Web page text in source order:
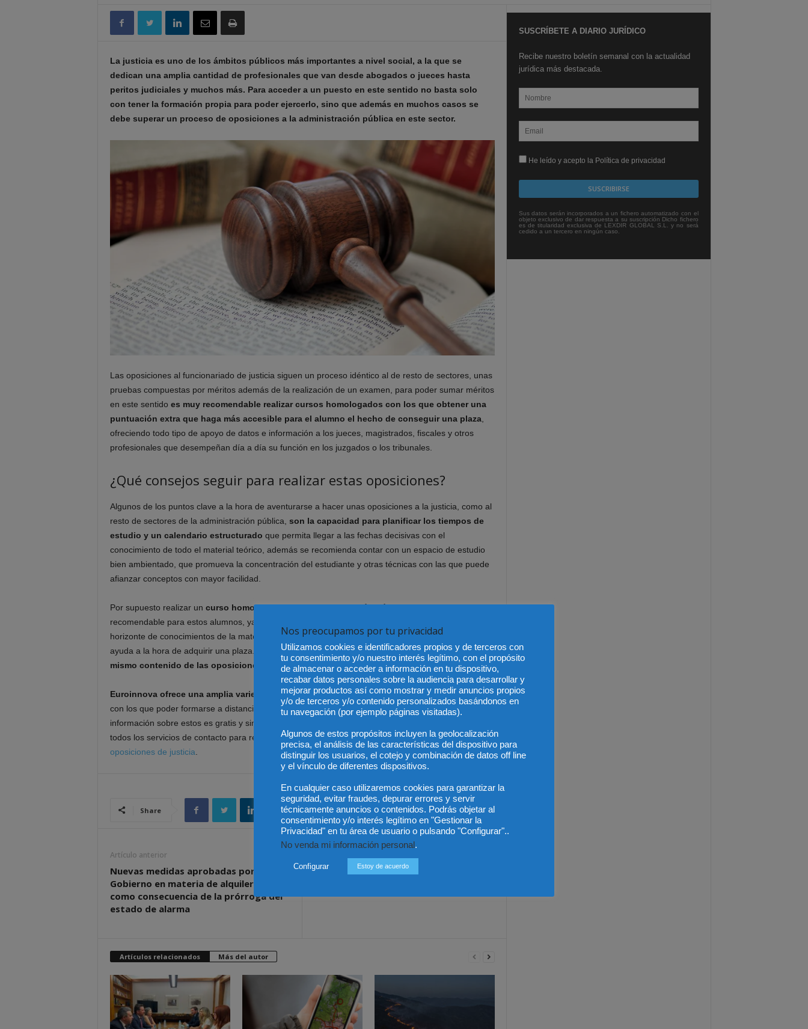
La justicia es uno de los ámbitos públicos más importantes a nivel social, a la que se
dedican una amplia cantidad de profesionales que van desde abogados o jueces hasta
peritos judiciales y muchos más. Para acceder a un puesto en este sentido no basta solo
con tener la formación propia para poder ejercerlo, sino que además en muchos casos se
debe superar un proceso de oposiciones a la administración pública en este sector.
Las oposiciones al funcionariado de justicia siguen un proceso idéntico al de resto de sectores, unas
pruebas compuestas por méritos además de la realización de un examen, para poder sumar méritos
en este sentido es muy recomendable realizar cursos homologados con los que obtener una
puntuación extra que haga más accesible para el alumno el hecho de conseguir una plaza,
ofreciendo todo tipo de apoyo de datos e información a los jueces, magistrados, fiscales y otros
profesionales que desempeñan día a día su función en los juzgados o los tribunales.
¿Qué consejos seguir para realizar estas oposiciones?
Algunos de los puntos clave a la hora de aventurarse a hacer unas oposiciones a la justicia, como al
resto de sectores de la administración pública, son la capacidad para planificar los tiempos de
estudio y un calendario estructurado que permita llegar a las fechas decisivas con el
conocimiento de todo el material teórico, además se recomienda contar con un espacio de estudio
bien ambientado, que promueva la concentración del estudiante y otras técnicas con las que puede
afianzar conceptos con mayor facilidad.
Por supuesto realizar un curso homologado por la administración públicaes más que
recomendable para estos alumnos, ya que, a través de los mismos, no solo se puede ampliar el
horizonte de conocimientos de la materia, sino que además se obtiene una puntuación extra que
ayuda a la hora de adquirir una plaza. Es probable inclusoencontrar cursos homologados con el
mismo contenido de las oposiciones, por lo que la ventaja de realizarlo es aun mayor.
Euroinnova ofrece una amplia variedad de cursos homologados en el ámbito de la justicia,
con los que poder formarse a distancia a la par que se consiguen méritos para el proceso, solicitar
información sobre estos es gratis y sin ningún tipo de compromiso. En la web pueden encontrarse
todos los servicios de contacto para resolver dudas y matricularse en estos cursos enfocados a
oposiciones de justicia.
Share
Artículo anterior
Nuevas medidas aprobadas por el
Gobierno en materia de alquileres
como consecuencia de la prórroga del
estado de alarma
México – Ampliación de plazos para
Artículos relacionados Más del autor
SUSCRÍBETE A DIARIO JURÍDICO
Recibe nuestro boletín semanal con la actualidad
jurídica más destacada.
He leído y acepto la Política de privacidad
Sus datos serán incorporados a un fichero automatizado con el
objeto exclusivo de dar respuesta a su suscripción Dicho fichero
es de titularidad exclusiva de LEXDIR GLOBAL S.L. y no será
cedido a un tercero en ningún caso.
Nos preocupamos por tu privacidad
Utilizamos cookies e identificadores propios y de terceros con
tu consentimiento y/o nuestro interés legítimo, con el propósito
de almacenar o acceder a información en tu dispositivo,
recabar datos personales sobre la audiencia para desarrollar y
mejorar productos así como mostrar y medir anuncios propios
y/o de terceros y/o contenido personalizados basándonos en
tu navegación (por ejemplo páginas visitadas).
Algunos de estos propósitos incluyen la geolocalización
precisa, el análisis de las características del dispositivo para
distinguir los usuarios, el cotejo y combinación de datos off line
y el vínculo de diferentes dispositivos.
En cualquier caso utilizaremos cookies para garantizar la
seguridad, evitar fraudes, depurar errores y servir
técnicamente anuncios o contenidos. Podrás objetar al
consentimiento y/o interés legítimo en "Gestionar la
Privacidad" en tu área de usuario o pulsando "Configurar"..
No venda mi información personal.
Configurar Estoy de acuerdo